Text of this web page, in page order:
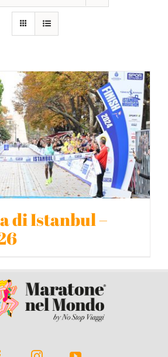
IN ITALIA
di Istanbul –